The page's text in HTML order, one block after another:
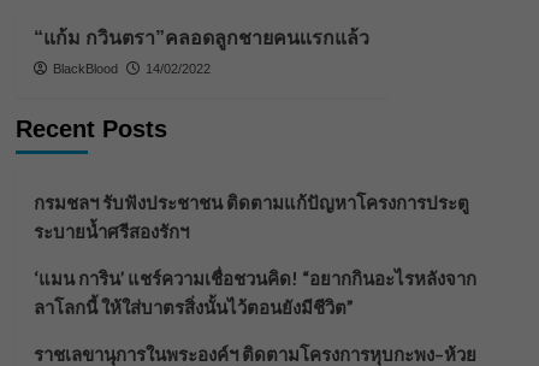
“แก้ม กวินตรา”คลอดลูกชายคนเเรกแล้ว
BlackBlood 14/02/2022
Recent Posts
กรมชลฯ รับฟังประชาชน ติดตามแก้ปัญหาโครงการประตู
ระบายน้ำศรีสองรักฯ
‘แมน การิน’ แชร์ความเชื่อชวนคิด! “อยากกินอะไรหลังจาก
ลาโลกนี้ ให้ใส่บาตรสิ่งนั้นไว้ตอนยังมีชีวิต”
ราชเลขานุการในพระองค์ฯ ติดตามโครงการหุบกะพง–ห้วย